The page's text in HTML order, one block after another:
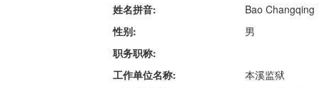
姓名拼音:
Bao Changqing
性别:
男
职务职称:
工作单位名称:
本溪监狱